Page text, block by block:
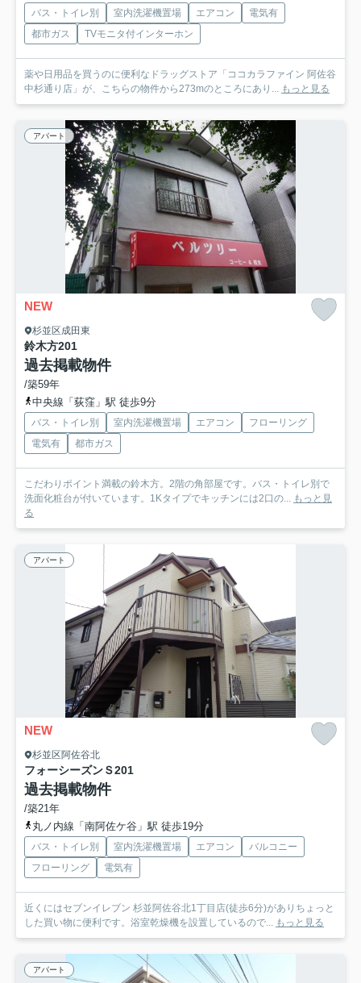
バス・トイレ別 室内洗濯機置場 エアコン
電気有
都市ガス
TVモニタ付インターホン
薬や日用品を買うのに便利なドラッグストア「ココカラファイン 阿佐谷
中杉通り店」が、こちらの物件から273mのところにあり... もっと見る
アパート
NEW
杉並区成田東
鈴木方201
過去掲載物件
/築59年
中央線「荻窪」駅 徒歩9分
バス・トイレ別 室内洗濯機置場 エアコン
フローリング
電気有
都市ガス
こだわりポイント満載の鈴木方。2階の角部屋です。バス・トイレ別で
洗面化粧台が付いています。1Kタイプでキッチンには2口の... もっと見
る
アパート
NEW
杉並区阿佐谷北
フォーシーズンＳ201
過去掲載物件
/築21年
丸ノ内線「南阿佐ケ谷」駅 徒歩19分
バス・トイレ別 室内洗濯機置場 エアコン
バルコニー
フローリング
電気有
近くにはセブンイレブン 杉並阿佐谷北1丁目店(徒歩6分)がありちょっと
した買い物に便利です。浴室乾燥機を設置しているので... もっと見る
アパート